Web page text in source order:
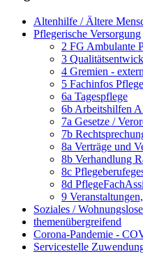
Altenhilfe / Ältere
Pflegerische Versorgung
2 FG Ambulante
3
4 Gremien - extern
5 Fachinfos Pflege
6a Tagespflege
6b Arbeitshilfen
7a Gesetze /
7b
8a Verträge und
8b Verhandlung
8c
8d
9
Soziales /
themenübergreifend
Corona-Pandemie -
Servicestelle